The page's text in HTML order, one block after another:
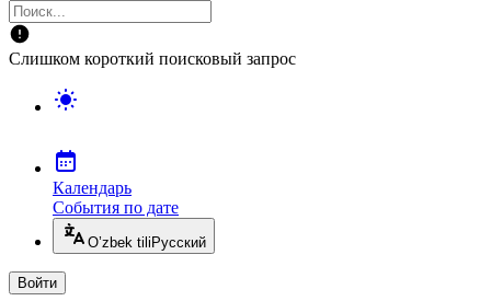
Слишком короткий поисковый запрос
Календарь
События по дате
O’zbek tili Русский
Войти